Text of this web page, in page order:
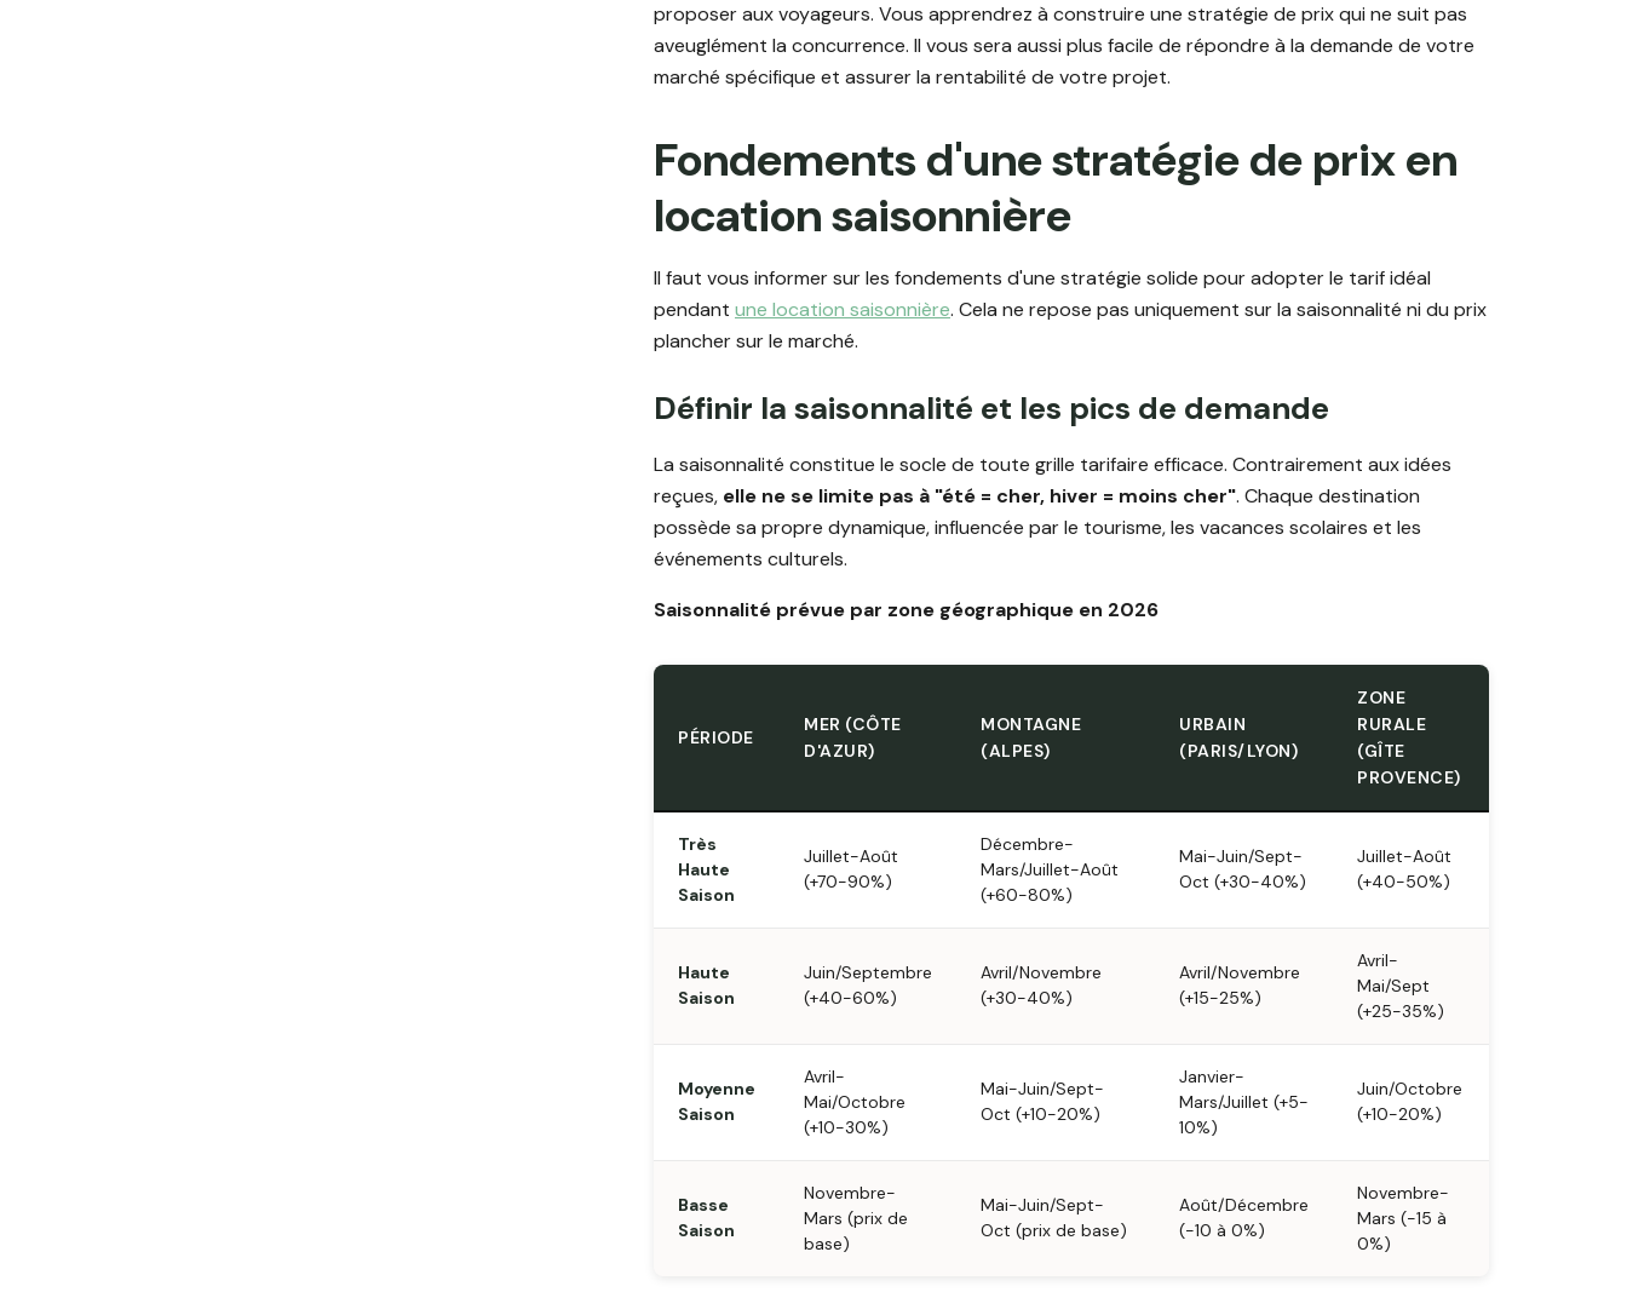
proposer aux voyageurs. Vous apprendrez à construire une stratégie de prix qui ne suit pas
aveuglément la concurrence. Il vous sera aussi plus facile de répondre à la demande de votre
marché spécifique et assurer la rentabilité de votre projet.
Fondements d'une stratégie de prix en
location saisonnière
Il faut vous informer sur les fondements d'une stratégie solide pour adopter le tarif idéal
pendant une location saisonnière. Cela ne repose pas uniquement sur la saisonnalité ni du prix
plancher sur le marché.
Définir la saisonnalité et les pics de demande
La saisonnalité constitue le socle de toute grille tarifaire efficace. Contrairement aux idées
reçues, elle ne se limite pas à "été = cher, hiver = moins cher". Chaque destination
possède sa propre dynamique, influencée par le tourisme, les vacances scolaires et les
événements culturels.
Saisonnalité prévue par zone géographique en 2026
PÉRIODE
MER (CÔTE
D'AZUR)
MONTAGNE
(ALPES)
URBAIN
(PARIS/LYON)
ZONE
RURALE
(GÎTE
PROVENCE)
Très
Haute
Saison
Juillet-Août
(+70-90%)
Décembre-
Mars/Juillet-Août
(+60-80%)
Mai-Juin/Sept-
Oct (+30-40%)
Juillet-Août
(+40-50%)
Haute
Saison
Juin/Septembre
(+40-60%)
Avril/Novembre
(+30-40%)
Avril/Novembre
(+15-25%)
Avril-
Mai/Sept
(+25-35%)
Moyenne
Saison
Avril-
Mai/Octobre
(+10-30%)
Mai-Juin/Sept-
Oct (+10-20%)
Janvier-
Mars/Juillet (+5-
10%)
Juin/Octobre
(+10-20%)
Basse
Saison
Novembre-
Mars (prix de
base)
Mai-Juin/Sept-
Oct (prix de base)
Août/Décembre
(-10 à 0%)
Novembre-
Mars (-15 à
0%)